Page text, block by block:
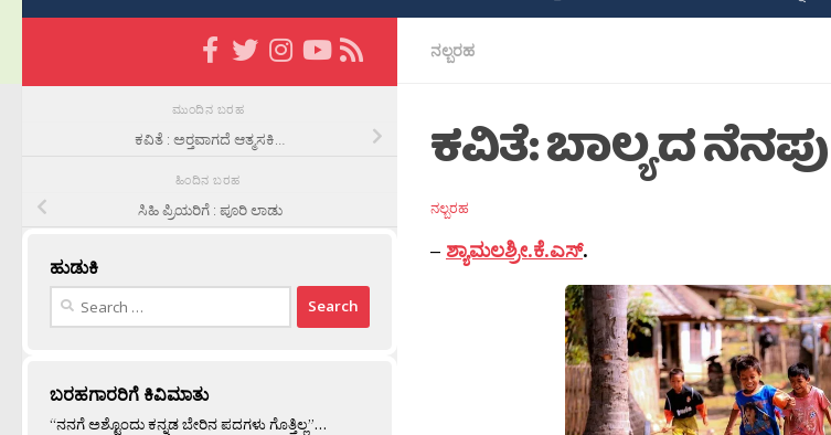
ನಲ್ಬರಹ
ಕವಿತೆ: ಬಾಲ್ಯದ ನೆನಪು
ನಲ್ಬರಹ
– ಶ್ಯಾಮಲಶ್ರೀ.ಕೆ.ಎಸ್.
ಮುಂದಿನ ಬರಹ
ಕವಿತೆ : ಅರ‍್ತವಾಗದೆ ಆತ್ಮಸಕಿ…
ಹಿಂದಿನ ಬರಹ
ಸಿಹಿ ಪ್ರಿಯರಿಗೆ : ಪೂರಿ ಲಾಡು
ಹುಡುಕಿ
Search
ಬರಹಗಾರರಿಗೆ ಕಿವಿಮಾತು
“ನನಗೆ ಅಶ್ಟೊಂದು ಕನ್ನಡ ಬೇರಿನ ಪದಗಳು ಗೊತ್ತಿಲ್ಲ”…